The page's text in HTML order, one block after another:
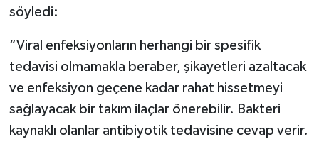
söyledi:
“Viral enfeksiyonların herhangi bir spesifik
tedavisi olmamakla beraber, şikayetleri azaltacak
ve enfeksiyon geçene kadar rahat hissetmeyi
sağlayacak bir takım ilaçlar önerebilir. Bakteri
kaynaklı olanlar antibiyotik tedavisine cevap verir.